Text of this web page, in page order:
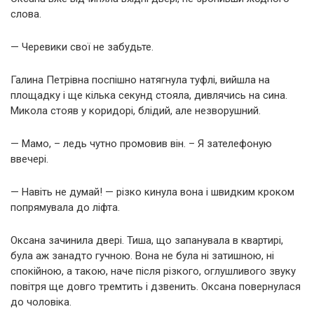
слова.
— Черевики свої не забудьте.
Галина Петрівна поспішно натягнула туфлі, вийшла на
площадку і ще кілька секунд стояла, дивлячись на сина.
Микола стояв у коридорі, блідий, але незворушний.
— Мамо, – ледь чутно промовив він. – Я зателефоную
ввечері.
— Навіть не думай! — різко кинула вона і швидким кроком
попрямувала до ліфта.
Оксана зачинила двері. Тиша, що запанувала в квартирі,
була аж занадто гучною. Вона не була ні затишною, ні
спокійною, а такою, наче після різкого, оглушливого звуку
повітря ще довго тремтить і дзвенить. Оксана повернулася
до чоловіка.